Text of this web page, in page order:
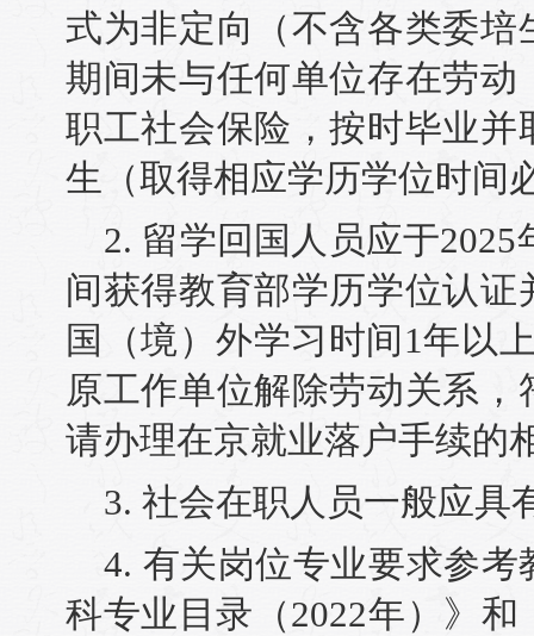
式为非定向（不含各类委
期间未与任何单位存在劳
职工社会保险，按时毕业
生（取得相应学历学位时间
2. 留学回国人员应于2025
间获得教育部学历学位认
国（境）外学习时间1年以
原工作单位解除劳动关系
请办理在京就业落户手续的
3. 社会在职人员一般应具
4. 有关岗位专业要求参
科专业目录（2022年）》